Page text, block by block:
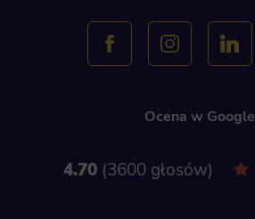
Ocena w Google
4.70 3600 głosów